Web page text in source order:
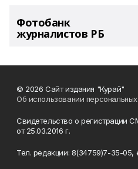
Фотобанк
журналистов РБ
© 2026 Сайт издания "Курай"
Об использовании
Свидетельство о регистрации
от 25.03.2016 г.
Тел. редакции: 8(34759)7-35-05,